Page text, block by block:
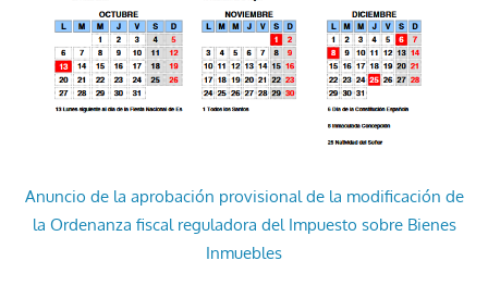
Anuncio de la aprobación provisional de la modificación de
la Ordenanza fiscal reguladora del Impuesto sobre Bienes
Inmuebles